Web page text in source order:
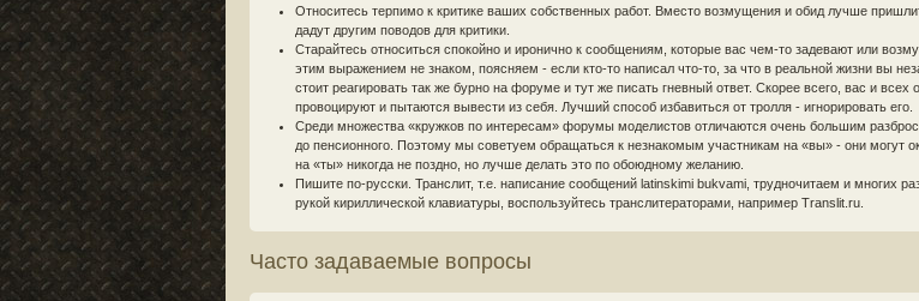
Относитесь терпимо к критике ваших собственных работ. Вместо возмущения и обид лучше
дадут другим поводов для критики.
Старайтесь относиться спокойно и иронично к сообщениям, которые вас чем-то задевают или
этим выражением не знаком, поясняем - если кто-то написал что-то, за что в реальной жизни вы
стоит реагировать так же бурно на форуме и тут же писать гневный ответ. Скорее всего, вас и всех
провоцируют и пытаются вывести из себя. Лучший способ избавиться от тролля - игнорировать его.
Среди множества «кружков по интересам» форумы моделистов отличаются очень большим
до пенсионного. Поэтому мы советуем обращаться к незнакомым участникам на «вы» - они могут
на «ты» никогда не поздно, но лучше делать это по обоюдному желанию.
Пишите по-русски. Транслит, т.е. написание сообщений latinskimi bukvami, трудночитаем и многих
рукой кириллической клавиатуры, воспользуйтесь транслитераторами, например Translit.ru.
Часто задаваемые вопросы